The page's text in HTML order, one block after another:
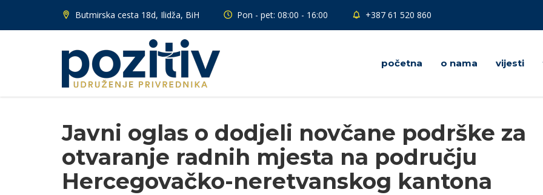
Butmirska cesta 18d, Ilidža, BiH Pon - pet: 08:00 - 16:00 +387 61 520 860
početna o nama vijesti
Javni oglas o dodjeli novčane podrške za
otvaranje radnih mjesta na području
Hercegovačko-neretvanskog kantona